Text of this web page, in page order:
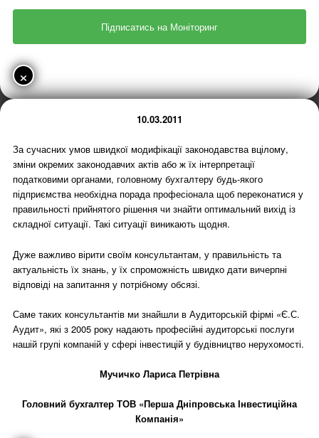
×
10.03.2011
За сучасних умов швидкої модифікації законодавства вцілому,
зміни окремих законодавчих актів або ж їх інтерпретації
податковими органами, головному бухгалтеру будь-якого
підприємства необхідна порада професіонала щоб переконатися у
правильності прийнятого рішення чи знайти оптимальний вихід із
складної ситуації. Такі ситуації виникають щодня.
Дуже важливо вірити своїм консультантам, у правильність та
актуальність їх знань, у їх спроможність швидко дати вичерпні
відповіді на запитання у потрібному обсязі.
Саме таких консультантів ми знайшли в Аудиторській фірмі «Є.С.
Аудит», які з 2005 року надають професійні аудиторські послуги
нашій групі компаній у сфері інвестицій у будівництво нерухомості.
Мучичко Лариса Петрівна
Головний бухгалтер ТОВ «Перша Дніпровська Інвестиційна
Компанія»